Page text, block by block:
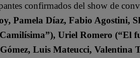
confirmados del show de
Pamela Díaz, Fabio Agostini,
Uriel Romero (“El
Luis Mateucci, Valentina